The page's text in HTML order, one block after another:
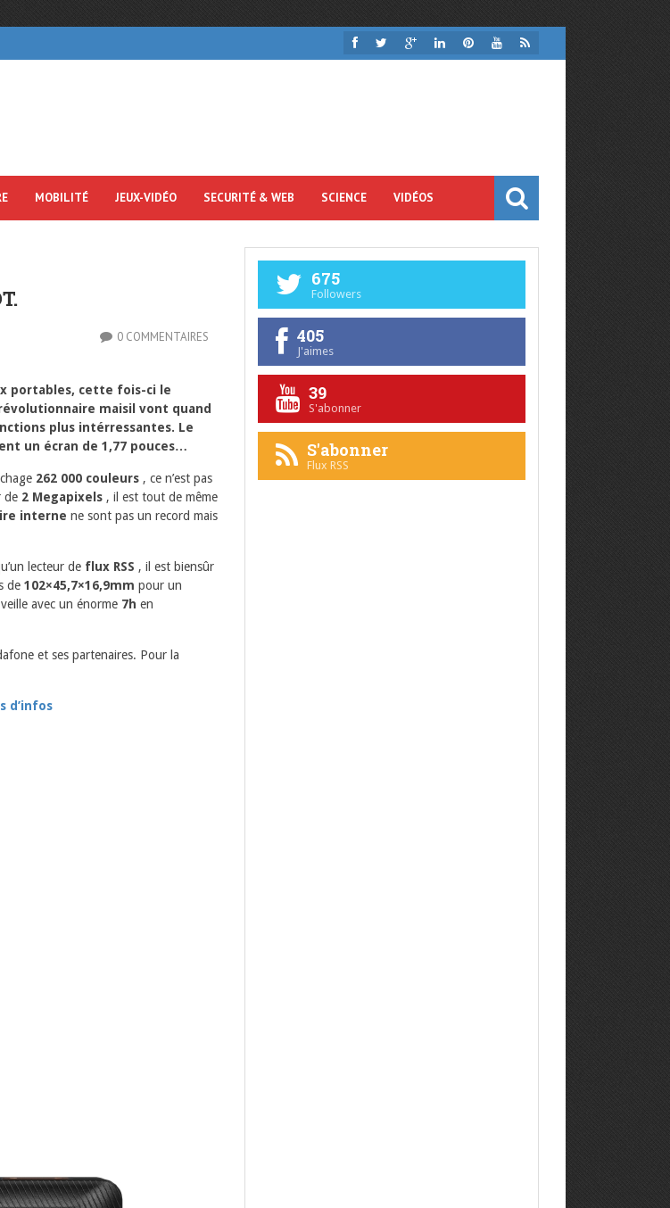
MOBILITÉ JEUX-VIDÉO SECURITÉ & WEB SCIENCE VIDÉOS
0 COMMENTAIRES
portables, cette fois-ci le
maisil vont quand
plus intérressantes. Le
un écran de 1,77 pouces…
262 000 couleurs , ce n’est pas
de 2 Megapixels , il est tout de même
interne ne sont pas un record mais
lecteur de flux RSS , il est biensûr
de 102×45,7×16,9mm pour un
avec un énorme 7h en
et ses partenaires. Pour la
d’infos
675
Followers
405
J'aimes
39
S'abonner
S'abonner
Flux RSS